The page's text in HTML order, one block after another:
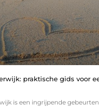
praktische gids voor
is een ingrijpende